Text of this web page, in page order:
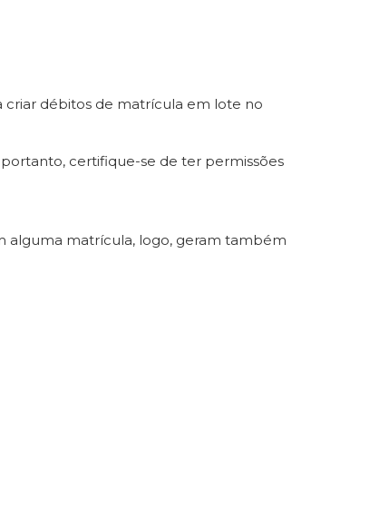
criar débitos de matrícula em lote no
portanto, certifique-se de ter permissões
alguma matrícula, logo, geram também